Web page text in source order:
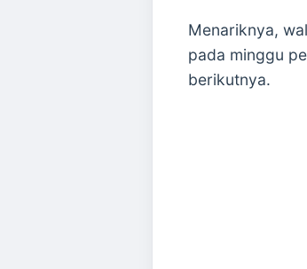
Menariknya,
pada minggu
berikutnya.